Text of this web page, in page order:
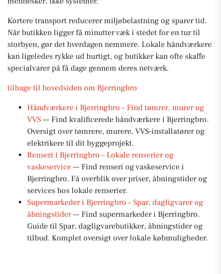
Kortere transport reducerer miljøbelastning og sparer tid.
Når butikken ligger få minutter væk i stedet for en tur til
storbyen, gør det hverdagen nemmere. Lokale håndværkere
kan ligeledes rykke ud hurtigt, og butikker kan ofte skaffe
specialvarer på få dage gennem deres netværk.
tilbage til hovedsiden om Bjerringbro
Håndværkere i Bjerringbro – Find tømrer, murer og
VVS — Find kvalificerede håndværkere i Bjerringbro.
Oversigt over tømrere, murere, VVS-installatører og
elektrikere til dit byggeprojekt.
Renseri i Bjerringbro – Lokale renserier og
vaskeservice — Find renseri og vaskeservice i
Bjerringbro. Få overblik over priser, åbningstider og
services hos lokale renserier.
Supermarkeder i Bjerringbro – Spar, dagligvarer og
åbningstider — Find supermarkeder i Bjerringbro.
Guide til Spar, dagligvarebutikker, åbningstider og
tilbud. Komplet oversigt over lokale købmuligheder.